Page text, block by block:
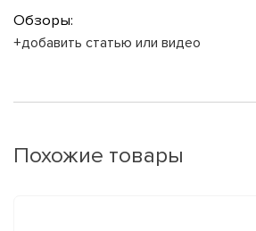
Обзоры:
+добавить статью или видео
Похожие товары